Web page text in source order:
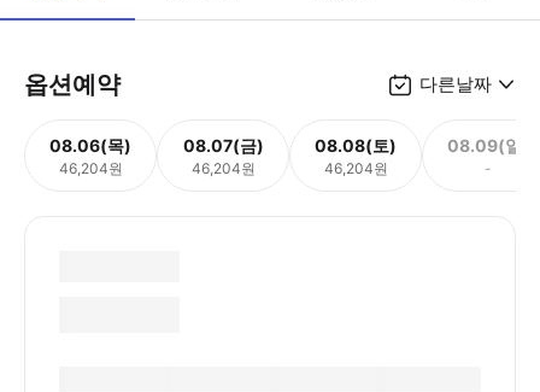
옵션예약 다른날짜
08.06(목)
46,204원
08.07(금)
46,204원
08.08(토)
46,204원
08.09(일)
-